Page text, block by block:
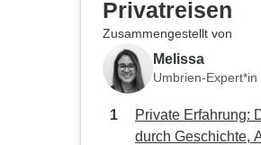
Privatreisen
Zusammengestellt von
Melissa
Umbrien-
Private Erfahrung:
durch Geschichte,